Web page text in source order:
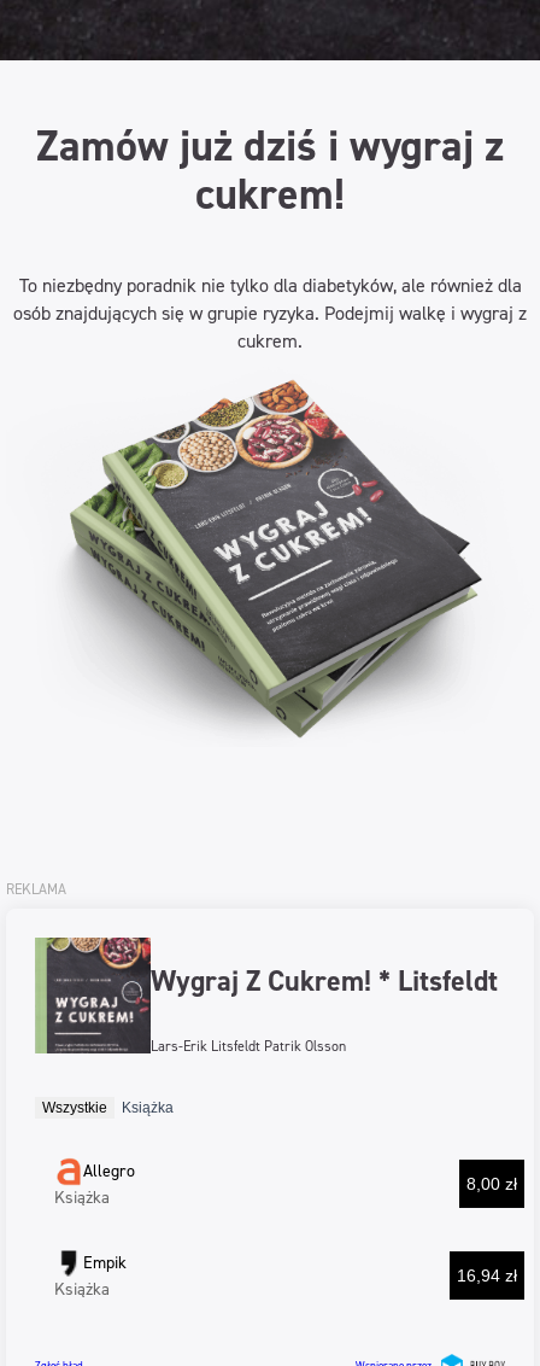
Zamów już dziś i wygraj z
cukrem!
To niezbędny poradnik nie tylko dla diabetyków, ale również dla
osób znajdujących się w grupie ryzyka. Podejmij walkę i wygraj z
cukrem.